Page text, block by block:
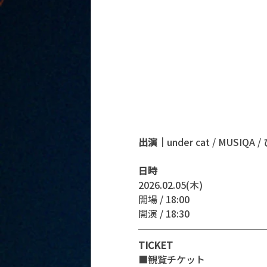
出演｜ under cat / MUSIQA /
日時
2026.02.05(木)
開場 / 18:00
開演 / 18:30
TICKET
■観覧チケット